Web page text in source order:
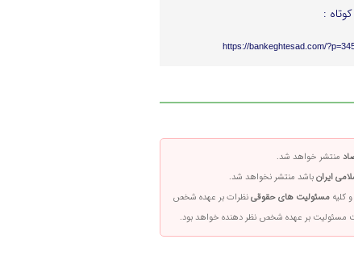
:
https://bankeghtesad.com/
منتشر خواهد شد.
ایرانباشد منتشر نخواهد شد.
کلیه مسئولیت های حقوقینظرات بر عهده شخص
مسئولیت بر عهده شخص نظر دهنده خواهد بود.